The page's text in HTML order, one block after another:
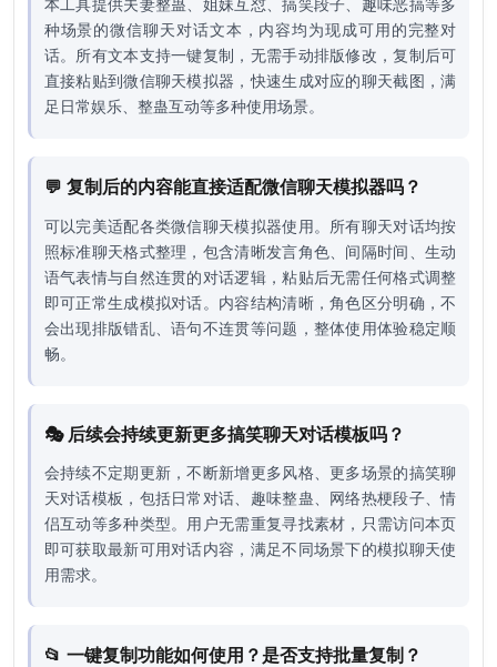
种场景的微信聊天对话文本，内容均为现成可用的完整对
话。所有文本支持一键复制，无需手动排版修改，复制后可
直接粘贴到微信聊天模拟器，快速生成对应的聊天截图，满
足日常娱乐、整蛊互动等多种使用场景。
💬 复制后的内容能直接适配微信聊天模拟器吗？
可以完美适配各类微信聊天模拟器使用。所有聊天对话均按
照标准聊天格式整理，包含清晰发言角色、间隔时间、生动
语气表情与自然连贯的对话逻辑，粘贴后无需任何格式调整
即可正常生成模拟对话。内容结构清晰，角色区分明确，不
会出现排版错乱、语句不连贯等问题，整体使用体验稳定顺
畅。
🎭 后续会持续更新更多搞笑聊天对话模板吗？
会持续不定期更新，不断新增更多风格、更多场景的搞笑聊
天对话模板，包括日常对话、趣味整蛊、网络热梗段子、情
侣互动等多种类型。用户无需重复寻找素材，只需访问本页
即可获取最新可用对话内容，满足不同场景下的模拟聊天使
用需求。
📂 一键复制功能如何使用？是否支持批量复制？